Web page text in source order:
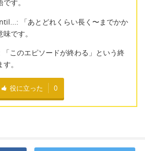
す。
「あとどれくらい長く〜までかか
です。
このエピソードが終わる」という終
。
役に立った 0